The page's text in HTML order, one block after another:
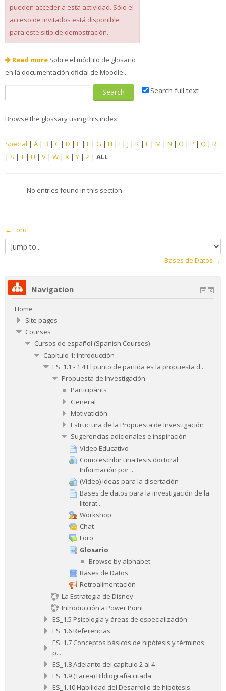
pueden acceder a esta actividad. Sólo el
acceso de invitados está disponible
para este sitio de demostración.
Read more Sobre el módulo de glosario
en la documentación oficial de Moodle..
Search full text
Browse the glossary using this index
Special | A | B | C | D | E | F | G | H | I | J | K | L | M | N | O | P | Q | R
| S | T | U | V | W | X | Y | Z | ALL
No entries found in this section
← Foro
Jump
to...
Bases de Datos →
Navigation
Home
Site pages
Courses
Cursos de español (Spanish Courses)
Capítulo 1: Introducción
ES_1.1 - 1.4 El punto de partida es la propuesta d...
Propuesta de Investigación
Participants
General
Motivatición
Estructura de la Propuesta de Investigación
Sugerencias adicionales e inspiración
Video Educativo
Como escribir una tesis doctoral.
Información por ...
(Video) Ideas para la disertación
Bases de datos para la investigación de la
literat...
Workshop
Chat
Foro
Glosario
Browse by alphabet
Bases de Datos
Retroalimentación
La Estrategia de Disney
Introducción a Power Point
ES_1.5 Psicología y áreas de especialización
ES_1.6 Referencias
ES_1.7 Conceptos básicos de hipótesis y términos
p...
ES_1.8 Adelanto del capítulo 2 al 4
ES_1.9 (Tarea) Bibliografía citada
ES_1.10 Habilidad del Desarrollo de hipótesis